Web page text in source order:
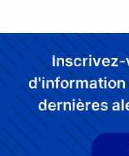
Inscrivez-
d'information
dernières